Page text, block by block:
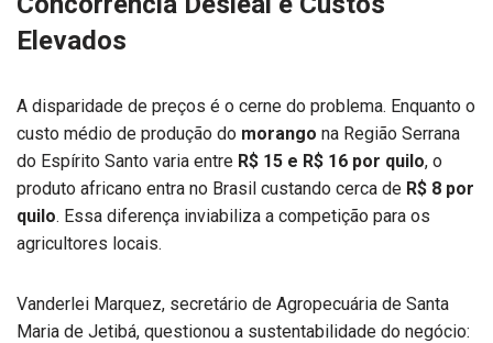
Elevados
A disparidade de preços é o cerne do problema. Enquanto o
custo médio de produção do morango na Região Serrana
do Espírito Santo varia entre R$ 15 e R$ 16 por quilo, o
produto africano entra no Brasil custando cerca de R$ 8 por
quilo. Essa diferença inviabiliza a competição para os
agricultores locais.
Vanderlei Marquez, secretário de Agropecuária de Santa
Maria de Jetibá, questionou a sustentabilidade do negócio: